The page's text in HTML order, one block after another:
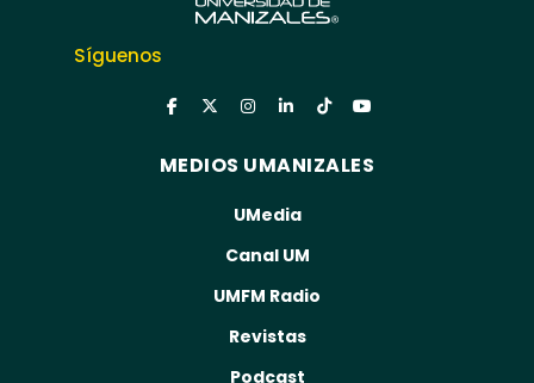
Síguenos
MEDIOS UMANIZALES
UMedia
Canal UM
UMFM Radio
Revistas
Podcast